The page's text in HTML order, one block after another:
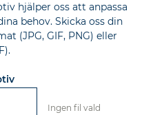
hjälper oss att anpassa
behov. Skicka oss din
(JPG, GIF, PNG) eller
Ingen fil vald